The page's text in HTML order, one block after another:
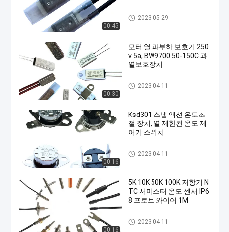
00:45
17AM 열 보호자
2023-05-29
00:30
모터 열 과부하 보호기 250
v 5a, BW9700 50-150C 과
열보호장치
KSD301 바이메탈 보온장치
2023-04-11
00:16
Ksd301 스냅 액션 온도조
절 장치, 열 제한된 온도 제
어기 스위치
KSD301 바이메탈 보온장치
2023-04-11
00:16
5K 10K 50K 100K 저항기 N
TC 서미스터 온도 센서 IP6
8 프로브 와이어 1M
NTC 서미스터 온도 감지기
2023-04-11